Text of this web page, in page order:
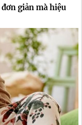
giản mà hiệu